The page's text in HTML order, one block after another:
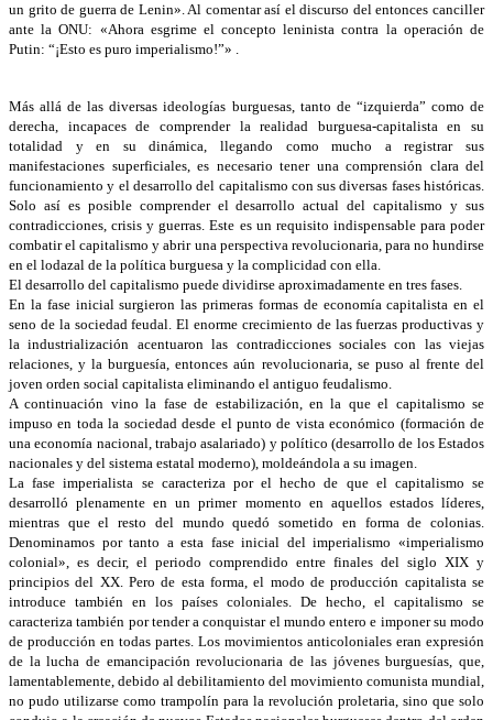
un grito de guerra de Lenin». Al comentar así el discurso del entonces canciller
ante la ONU: «Ahora esgrime el concepto leninista contra la operación de
Putin: “¡Esto es puro imperialismo!”» .
Más allá de las diversas ideologías burguesas, tanto de “izquierda” como de
derecha, incapaces de comprender la realidad burguesa-capitalista en su
totalidad y en su dinámica, llegando como mucho a registrar sus
manifestaciones superficiales, es necesario tener una comprensión clara del
funcionamiento y el desarrollo del capitalismo con sus diversas fases históricas.
Solo así es posible comprender el desarrollo actual del capitalismo y sus
contradicciones, crisis y guerras. Este es un requisito indispensable para poder
combatir el capitalismo y abrir una perspectiva revolucionaria, para no hundirse
en el lodazal de la política burguesa y la complicidad con ella.
El desarrollo del capitalismo puede dividirse aproximadamente en tres fases.
En la fase inicial surgieron las primeras formas de economía capitalista en el
seno de la sociedad feudal. El enorme crecimiento de las fuerzas productivas y
la industrialización acentuaron las contradicciones sociales con las viejas
relaciones, y la burguesía, entonces aún revolucionaria, se puso al frente del
joven orden social capitalista eliminando el antiguo feudalismo.
A continuación vino la fase de estabilización, en la que el capitalismo se
impuso en toda la sociedad desde el punto de vista económico (formación de
una economía nacional, trabajo asalariado) y político (desarrollo de los Estados
nacionales y del sistema estatal moderno), moldeándola a su imagen.
La fase imperialista se caracteriza por el hecho de que el capitalismo se
desarrolló plenamente en un primer momento en aquellos estados líderes,
mientras que el resto del mundo quedó sometido en forma de colonias.
Denominamos por tanto a esta fase inicial del imperialismo «imperialismo
colonial», es decir, el periodo comprendido entre finales del siglo XIX y
principios del XX. Pero de esta forma, el modo de producción capitalista se
introduce también en los países coloniales. De hecho, el capitalismo se
caracteriza también por tender a conquistar el mundo entero e imponer su modo
de producción en todas partes. Los movimientos anticoloniales eran expresión
de la lucha de emancipación revolucionaria de las jóvenes burguesías, que,
lamentablemente, debido al debilitamiento del movimiento comunista mundial,
no pudo utilizarse como trampolín para la revolución proletaria, sino que solo